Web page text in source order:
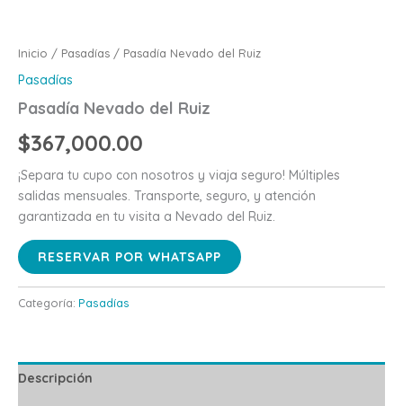
Inicio / Pasadías / Pasadía Nevado del Ruiz
Pasadías
Pasadía Nevado del Ruiz
$367,000.00
¡Separa tu cupo con nosotros y viaja seguro! Múltiples
salidas mensuales. Transporte, seguro, y atención
garantizada en tu visita a Nevado del Ruiz.
RESERVAR POR WHATSAPP
Categoría: Pasadías
Descripción